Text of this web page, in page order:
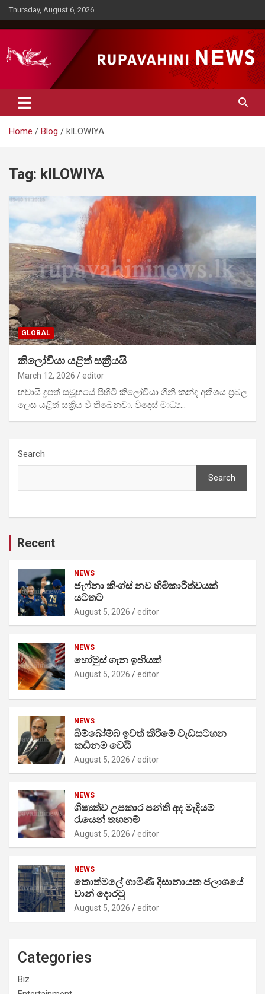
Skip
to
content
Thursday, August 6, 2026
Rupavahini News
Home Blog kILOWIYA
Tag: kILOWIYA
GLOBAL
කිලෝවියා යළිත් සක්‍රීයයි
March 12, 2026 editor
හවායි දූපත් සමූහයේ පිහිටි කිලෝවියා ගිනි කන්ද අතිශය ප්‍රබල
ලෙස යළිත් සක්‍රිය වී තිබෙනවා. විදෙස් මාධ්‍ය…
Search
Search
Recent
NEWS
ජැෆ්නා කිංග්ස් නව හිමිකාරීත්වයක්
යටතට
August 5, 2026 editor
NEWS
හෝමුස් ගැන ඉඟියක්
August 5, 2026 editor
NEWS
බිම්බෝම්බ ඉවත් කිරීමේ වැඩසටහන
කඩිනම් වෙයි
August 5, 2026 editor
NEWS
ශිෂ්‍යත්ව උපකාර පන්ති අද මැදියම්
රැයෙන් තහනම්
August 5, 2026 editor
NEWS
කොත්මලේ ගාමිණී දිසානායක ජලාශයේ
වාන් දොරටු
August 5, 2026 editor
Categories
Biz